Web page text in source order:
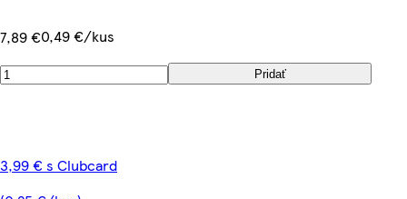
7,89 €0,49 €/kus
Pridať
3,99 € s Clubcard